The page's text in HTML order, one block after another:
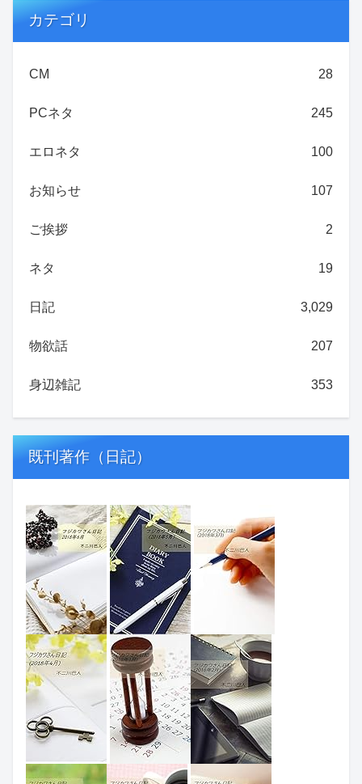
カテゴリ
CM 28
PCネタ 245
エロネタ 100
お知らせ 107
ご挨拶 2
ネタ 19
日記 3,029
物欲話 207
身辺雑記 353
既刊著作（日記）